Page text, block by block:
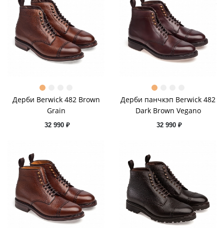
Дерби Berwick 482 Brown
Grain
32 990 ₽
Дерби панчкэп Berwick 482
Dark Brown Vegano
32 990 ₽